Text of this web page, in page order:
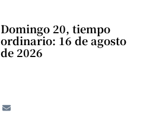
Domingo 20, tiempo
ordinario: 16 de agosto
de 2026